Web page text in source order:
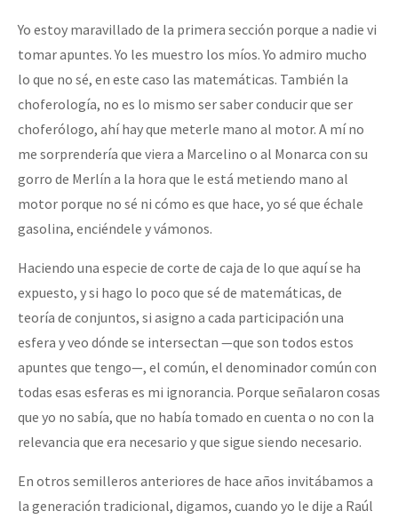
Fotorreportaje
Video
Otras secciones
Semillero Guerra contra la Humanidad. (Las poblaciones y
la naturaleza bajo asedio)
Libros para descargar
Eventos
Contacto
Yo estoy maravillado de la primera sección porque a nadie vi
tomar apuntes. Yo les muestro los míos. Yo admiro mucho
lo que no sé, en este caso las matemáticas. También la
choferología, no es lo mismo ser saber conducir que ser
choferólogo, ahí hay que meterle mano al motor. A mí no
me sorprendería que viera a Marcelino o al Monarca con su
gorro de Merlín a la hora que le está metiendo mano al
motor porque no sé ni cómo es que hace, yo sé que échale
gasolina, enciéndele y vámonos.
Haciendo una especie de corte de caja de lo que aquí se ha
expuesto, y si hago lo poco que sé de matemáticas, de
teoría de conjuntos, si asigno a cada participación una
esfera y veo dónde se intersectan —que son todos estos
apuntes que tengo—, el común, el denominador común con
todas esas esferas es mi ignorancia. Porque señalaron cosas
que yo no sabía, que no había tomado en cuenta o no con la
relevancia que era necesario y que sigue siendo necesario.
En otros semilleros anteriores de hace años invitábamos a
la generación tradicional, digamos, cuando yo le dije a Raúl